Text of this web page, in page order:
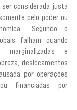
considerada justa
pelo poder ou
Segundo o
falham quando
marginalizadas e
deslocamentos
por operações
financiadas por